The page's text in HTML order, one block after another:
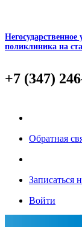
поликлиника на
+7 (347)
Обратная
Записаться
Войти